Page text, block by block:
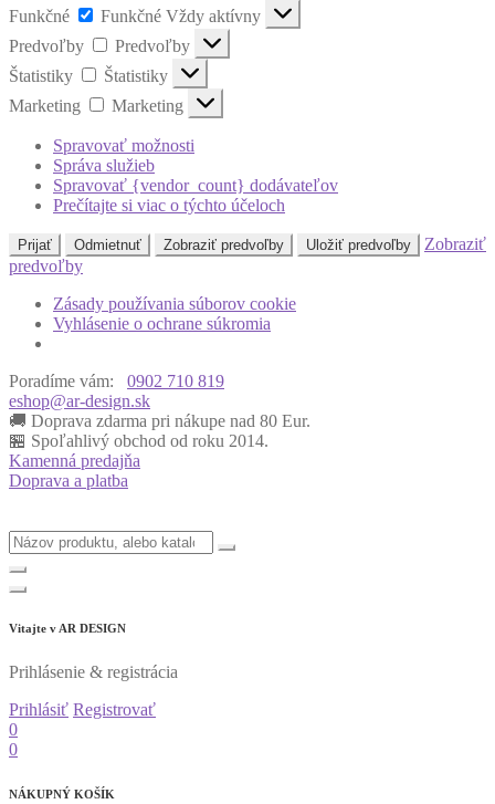
Funkčné
Funkčné Vždy aktívny
Predvoľby
Predvoľby
Štatistiky
Štatistiky
Marketing
Marketing
Spravovať možnosti
Správa služieb
Spravovať {vendor_count} dodávateľov
Prečítajte si viac o týchto účeloch
Prijať Odmietnuť Zobraziť predvoľby Uložiť predvoľby
Zobraziť
predvoľby
Zásady používania súborov cookie
Vyhlásenie o ochrane súkromia
Poradíme vám:
0902 710 819
eshop@ar-design.sk
🚚 Doprava zdarma pri nákupe nad 80 Eur.
🏪 Spoľahlivý obchod od roku 2014.
Kamenná predajňa
Doprava a platba
Vitajte v AR DESIGN
Prihlásenie & registrácia
Prihlásiť Registrovať
0
0
NÁKUPNÝ KOŠÍK